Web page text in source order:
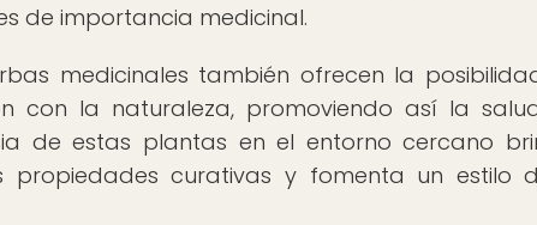
de importancia medicinal.
medicinales también ofrecen la
con la naturaleza, promoviendo así la
de estas plantas en el entorno cercano
propiedades curativas y fomenta un estilo